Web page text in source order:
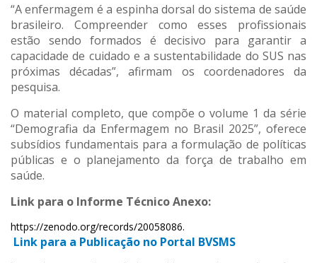
“A enfermagem é a espinha dorsal do sistema de saúde
brasileiro. Compreender como esses profissionais
estão sendo formados é decisivo para garantir a
capacidade de cuidado e a sustentabilidade do SUS nas
próximas décadas”, afirmam os coordenadores da
pesquisa.
O material completo, que compõe o volume 1 da série
“Demografia da Enfermagem no Brasil 2025”, oferece
subsídios fundamentais para a formulação de políticas
públicas e o planejamento da força de trabalho em
saúde.
Link para o Informe Técnico Anexo:
https://zenodo.org/records/20058086.
Link para a Publicação no Portal BVSMS